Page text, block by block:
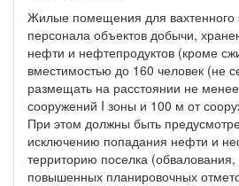
Жилые помещения для вахтенного
персонала объектов добычи,
нефти и нефтепродуктов (кроме
вместимостью до 160 человек (не
размещать на расстоянии не
сооружений I зоны и 100 м от
При этом должны быть
исключению попадания нефти и
территорию поселка
повышенных планировочных